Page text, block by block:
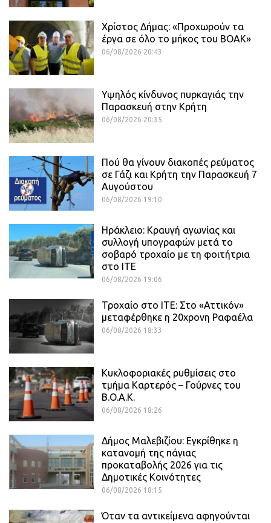
Χρίστος Δήμας: «Προχωρούν τα
έργα σε όλο το μήκος του ΒΟΑΚ»
06/08/2026 20:43
Υψηλός κίνδυνος πυρκαγιάς την
Παρασκευή στην Κρήτη
06/08/2026 20:35
Πού θα γίνουν διακοπές ρεύματος
σε Γάζι και Κρήτη την Παρασκευή 7
Αυγούστου
06/08/2026 19:10
Ηράκλειο: Κραυγή αγωνίας και
συλλογή υπογραφών μετά το
σοβαρό τροχαίο με τη φοιτήτρια
στο ΙΤΕ
06/08/2026 19:06
Τροχαίο στο ΙΤΕ: Στο «Αττικόν»
μεταφέρθηκε η 20χρονη Ραφαέλα
06/08/2026 18:33
Κυκλοφοριακές ρυθμίσεις στο
τμήμα Καρτερός – Γούρνες του
Β.Ο.Α.Κ.
06/08/2026 18:26
Δήμος Μαλεβιζίου: Εγκρίθηκε η
κατανομή της πάγιας
προκαταβολής 2026 για τις
Δημοτικές Κοινότητες
06/08/2026 18:15
Όταν τα αντικείμενα αφηγούνται